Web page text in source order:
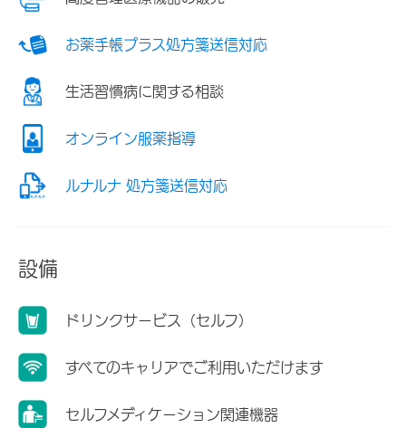
お薬手帳プラス処方箋送信対応
生活習慣病に関する相談
オンライン服薬指導
ルナルナ 処方箋送信対応
設備
ドリンクサービス（セルフ）
すべてのキャリアでご利用いただけます
セルフメディケーション関連機器